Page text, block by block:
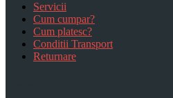
Servicii
Cum cumpar?
Cum platesc?
Conditii Transport
Returnare